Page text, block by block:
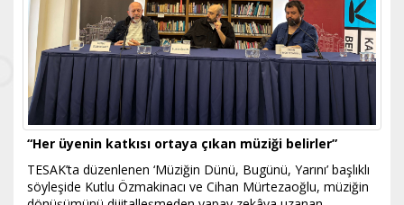
“Her üyenin katkısı ortaya çıkan müziği belirler”
TESAK’ta düzenlenen ‘Müziğin Dünü, Bugünü, Yarını’ başlıklı
söyleşide Kutlu Özmakinacı ve Cihan Mürtezaoğlu, müziğin